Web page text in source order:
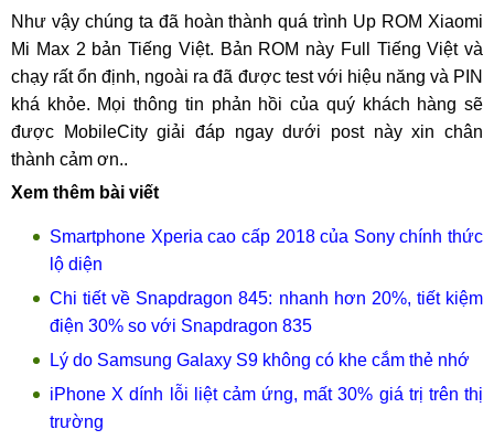
Như vậy chúng ta đã hoàn thành quá trình Up ROM Xiaomi
Mi Max 2 bản Tiếng Việt. Bản ROM này Full Tiếng Việt và
chạy rất ổn định, ngoài ra đã được test với hiệu năng và PIN
khá khỏe. Mọi thông tin phản hồi của quý khách hàng sẽ
được MobileCity giải đáp ngay dưới post này xin chân
thành cảm ơn..
Xem thêm bài viết
Smartphone Xperia cao cấp 2018 của Sony chính thức
lộ diện
Chi tiết về Snapdragon 845: nhanh hơn 20%, tiết kiệm
điện 30% so với Snapdragon 835
Lý do Samsung Galaxy S9 không có khe cắm thẻ nhớ
iPhone X dính lỗi liệt cảm ứng, mất 30% giá trị trên thị
trường